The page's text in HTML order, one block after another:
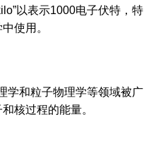
以表示1000电子伏特，特
使用。
学和粒子物理学等领域被广
核过程的能量。